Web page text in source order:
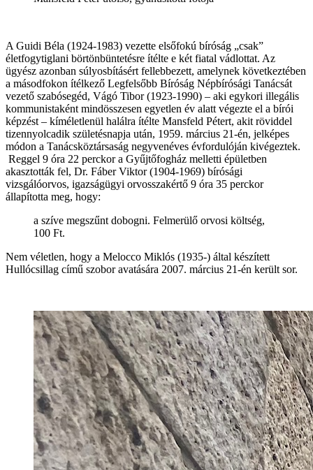
A Guidi Béla (1924-1983) vezette elsőfokú bíróság „csak”
életfogytiglani börtönbüntetésre ítélte e két fiatal vádlottat. Az
ügyész azonban súlyosbításért fellebbezett, amelynek következtében
a másodfokon ítélkező Legfelsőbb Bíróság Népbírósági Tanácsát
vezető szabósegéd, Vágó Tibor (1923-1990) – aki egykori illegális
kommunistaként mindösszesen egyetlen év alatt végezte el a bírói
képzést – kíméletlenül halálra ítélte Mansfeld Pétert, akit röviddel
tizennyolcadik születésnapja után, 1959. március 21-én, jelképes
módon a Tanácsköztársaság negyvenéves évfordulóján kivégeztek.
Reggel 9 óra 22 perckor a Gyűjtőfogház melletti épületben
akasztották fel, Dr. Fáber Viktor (1904-1969) bírósági
vizsgálóorvos, igazságügyi orvosszakértő 9 óra 35 perckor
állapította meg, hogy:
a szíve megszűnt dobogni. Felmerülő orvosi költség,
100 Ft.
Nem véletlen, hogy a Melocco Miklós (1935-) által készített
Hullócsillag című szobor avatására 2007. március 21-én került sor.